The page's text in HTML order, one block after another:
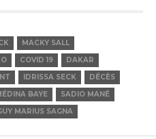
MACKY SALL
COVID 19
DAKAR
IDRISSA SECK
DÉCÈS
BAYE
SADIO MANÉ
MARIUS SAGNA